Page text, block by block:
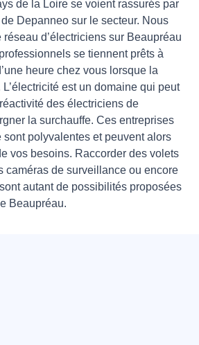
de la Loire se voient rassurés par
Depanneo sur le secteur. Nous
réseau d’électriciens sur Beaupréau
se tiennent prêts à
heure chez vous lorsque la
est un domaine qui peut
des électriciens de
la surchauffe. Ces entreprises
sont polyvalentes et peuvent alors
vos besoins. Raccorder des volets
caméras de surveillance ou encore
autant de possibilités proposées
Beaupréau.